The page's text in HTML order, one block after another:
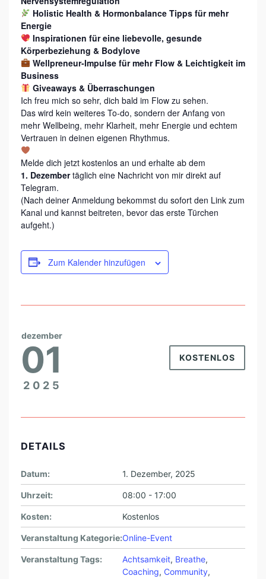
N
D
I
G
E
F
R
A
U
E
N
&
U
N
T
R
E
H
M
E
N
E
N
Holistic Health & Hormonbalance Tipps für mehr
Energie
Inspirationen für eine liebevolle, gesunde
Körperbeziehung & Bodylove
Wellpreneur-Impulse für mehr Flow & Leichtigkeit im
Business
Giveaways & Überraschungen
Ich freu mich so sehr, dich bald im Flow zu sehen.
Das wird kein weiteres To-do, sondern der Anfang von
mehr Wellbeing, mehr Klarheit, mehr Energie und echtem
Vertrauen in deinen eigenen Rhythmus.
Melde dich jetzt kostenlos an und erhalte ab dem
1. Dezembertäglich eine Nachricht von mir direkt auf
Telegram.
(Nach deiner Anmeldung bekommst du sofort den Link zum
Kanal und kannst beitreten, bevor das erste Türchen
aufgeht.)
Zum Kalender hinzufügen
dezember
01
2025
KOSTENLOS
DETAILS
Datum: 1. Dezember, 2025
Uhrzeit: 08:00 - 17:00
Kosten: Kostenlos
Veranstaltung Kategorie:Online-Event
Veranstaltung Tags: Achtsamkeit, Breathe,
Coaching, Community,